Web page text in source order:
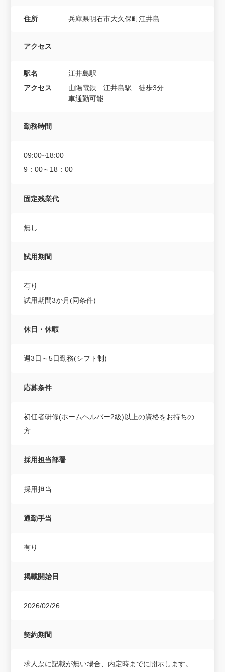
住所 兵庫県明石市大久保町江井島
アクセス
駅名
江井島駅
アクセス
山陽電鉄 江井島駅 徒歩3分
車通勤可能
勤務時間
09:00~18:00
9：00～18：00
固定残業代
無し
試用期間
有り
試用期間3か月(同条件)
休日・休暇
週3日～5日勤務(シフト制)
応募条件
初任者研修(ホームヘルパー2級)以上の資格をお持ちの
方
採用担当部署
採用担当
通勤手当
有り
掲載開始日
2026/02/26
契約期間
求人票に記載が無い場合、内定時までに開示します。